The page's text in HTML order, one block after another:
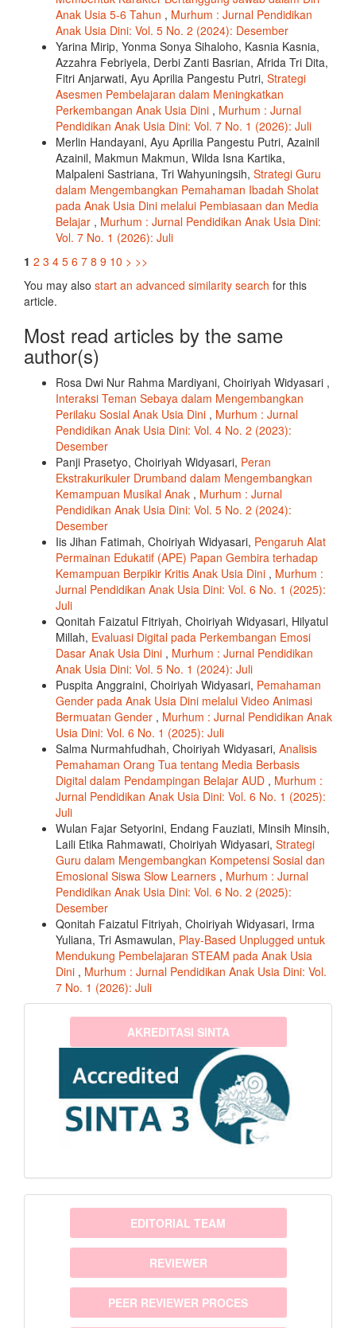
Anak Usia 5-6 Tahun , Murhum : Jurnal Pendidikan
Anak Usia Dini: Vol. 5 No. 2 (2024): Desember
Yarina Mirip, Yonma Sonya Sihaloho, Kasnia Kasnia,
Azzahra Febriyela, Derbi Zanti Basrian, Afrida Tri Dita,
Fitri Anjarwati, Ayu Aprilia Pangestu Putri, Strategi
Asesmen Pembelajaran dalam Meningkatkan
Perkembangan Anak Usia Dini , Murhum : Jurnal
Pendidikan Anak Usia Dini: Vol. 7 No. 1 (2026): Juli
Merlin Handayani, Ayu Aprilia Pangestu Putri, Azainil
Azainil, Makmun Makmun, Wilda Isna Kartika,
Malpaleni Sastriana, Tri Wahyuningsih, Strategi Guru
dalam Mengembangkan Pemahaman Ibadah Sholat
pada Anak Usia Dini melalui Pembiasaan dan Media
Belajar , Murhum : Jurnal Pendidikan Anak Usia Dini:
Vol. 7 No. 1 (2026): Juli
1 2 3 4 5 6 7 8 9 10 > >>
You may also start an advanced similarity search for this
article.
Most read articles by the same
author(s)
Rosa Dwi Nur Rahma Mardiyani, Choiriyah Widyasari ,
Interaksi Teman Sebaya dalam Mengembangkan
Perilaku Sosial Anak Usia Dini , Murhum : Jurnal
Pendidikan Anak Usia Dini: Vol. 4 No. 2 (2023):
Desember
Panji Prasetyo, Choiriyah Widyasari, Peran
Ekstrakurikuler Drumband dalam Mengembangkan
Kemampuan Musikal Anak , Murhum : Jurnal
Pendidikan Anak Usia Dini: Vol. 5 No. 2 (2024):
Desember
Iis Jihan Fatimah, Choiriyah Widyasari, Pengaruh Alat
Permainan Edukatif (APE) Papan Gembira terhadap
Kemampuan Berpikir Kritis Anak Usia Dini , Murhum :
Jurnal Pendidikan Anak Usia Dini: Vol. 6 No. 1 (2025):
Juli
Qonitah Faizatul Fitriyah, Choiriyah Widyasari, Hilyatul
Millah, Evaluasi Digital pada Perkembangan Emosi
Dasar Anak Usia Dini , Murhum : Jurnal Pendidikan
Anak Usia Dini: Vol. 5 No. 1 (2024): Juli
Puspita Anggraini, Choiriyah Widyasari, Pemahaman
Gender pada Anak Usia Dini melalui Video Animasi
Bermuatan Gender , Murhum : Jurnal Pendidikan Anak
Usia Dini: Vol. 6 No. 1 (2025): Juli
Salma Nurmahfudhah, Choiriyah Widyasari, Analisis
Pemahaman Orang Tua tentang Media Berbasis
Digital dalam Pendampingan Belajar AUD , Murhum :
Jurnal Pendidikan Anak Usia Dini: Vol. 6 No. 1 (2025):
Juli
Wulan Fajar Setyorini, Endang Fauziati, Minsih Minsih,
Laili Etika Rahmawati, Choiriyah Widyasari, Strategi
Guru dalam Mengembangkan Kompetensi Sosial dan
Emosional Siswa Slow Learners , Murhum : Jurnal
Pendidikan Anak Usia Dini: Vol. 6 No. 2 (2025):
Desember
Qonitah Faizatul Fitriyah, Choiriyah Widyasari, Irma
Yuliana, Tri Asmawulan, Play-Based Unplugged untuk
Mendukung Pembelajaran STEAM pada Anak Usia
Dini , Murhum : Jurnal Pendidikan Anak Usia Dini: Vol.
7 No. 1 (2026): Juli
sinta3 AKREDITASI SINTA
menu EDITORIAL TEAM
REVIEWER
PEER REVIEWER PROCES